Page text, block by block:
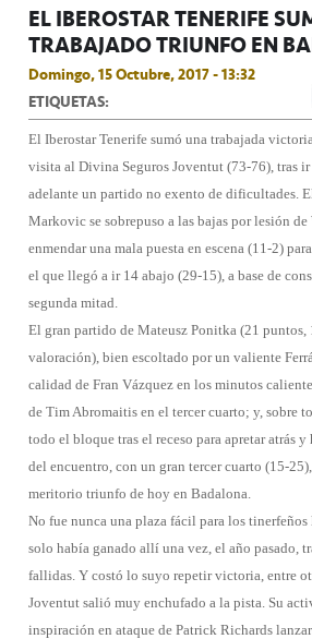
EL IBEROSTAR TENERIFE
TRABAJADO TRIUNFO EN
Domingo, 15 Octubre, 2017 - 13:32
ETIQUETAS:
El Iberostar Tenerife sumó una trabajada
visita al Divina Seguros Joventut (73-76), tras ir
adelante un partido no exento de dificultades.
Markovic se sobrepuso a las bajas por lesión
enmendar una mala puesta en escena (11-2)
el que llegó a ir 14 abajo (29-15), a base de
segunda mitad.
El gran partido de Mateusz Ponitka (21 puntos,
valoración), bien escoltado por un valiente
calidad de Fran Vázquez en los minutos
de Tim Abromaitis en el tercer cuarto; y, sobre
todo el bloque tras el receso para apretar atrás y
del encuentro, con un gran tercer cuarto (15-
meritorio triunfo de hoy en Badalona.
No fue nunca una plaza fácil para los tinerfeños
solo había ganado allí una vez, el año pasado,
fallidas. Y costó lo suyo repetir victoria, entre
Joventut salió muy enchufado a la pista. Su
inspiración en ataque de Patrick Richards